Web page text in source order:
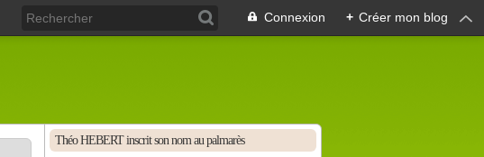
Connexion + Créer mon blog
Théo HEBERT inscrit son nom au palmarès